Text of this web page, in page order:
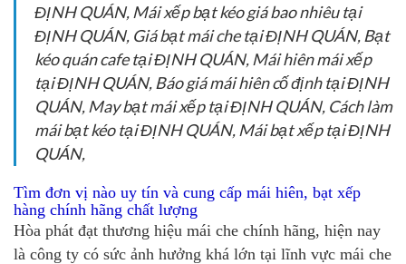
ĐỊNH QUÁN, Mái xếp bạt kéo giá bao nhiêu tại
ĐỊNH QUÁN, Giá bạt mái che tại ĐỊNH QUÁN, Bạt
kéo quán cafe tại ĐỊNH QUÁN, Mái hiên mái xếp
tại ĐỊNH QUÁN, Báo giá mái hiên cố định tại ĐỊNH
QUÁN, May bạt mái xếp tại ĐỊNH QUÁN, Cách làm
mái bạt kéo tại ĐỊNH QUÁN, Mái bạt xếp tại ĐỊNH
QUÁN,
Tìm đơn vị nào uy tín và cung cấp mái hiên, bạt xếp
hàng chính hãng chất lượng
Hòa phát đạt thương hiệu mái che chính hãng, hiện nay
là công ty có sức ảnh hưởng khá lớn tại lĩnh vực mái che